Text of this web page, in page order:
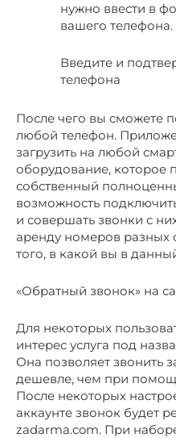
нужно ввести в
вашего телефона.
Введите и
телефона
После чего вы сможете
любой телефон.
загрузить на любой
оборудование, которое
собственный
возможность
и совершать звонки с
аренду номеров разных
того, в какой вы в
«Обратный звонок» на
Для некоторых
интерес услуга под
Она позволяет звонить
дешевле, чем при
После некоторых
аккаунте звонок будет
zadarma.com. При